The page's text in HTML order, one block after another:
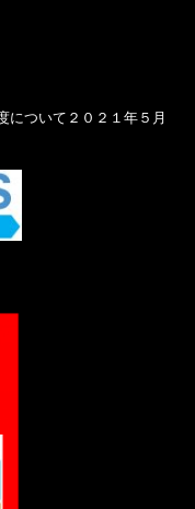
について２０２１年５月